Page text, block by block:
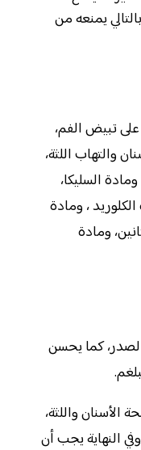
يمنعه من
تبيض الفم،
والتهاب اللثة،
السليكا،
، ومادة
ومادة
كما يحسن
واللثة،
النهاية يجب أن